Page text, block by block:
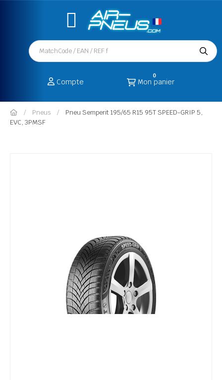
Compte Mon panier
0
Pneus
Pneu Semperit 195/65 R15 95T SPEED-GRIP 5,
EVC, 3PMSF